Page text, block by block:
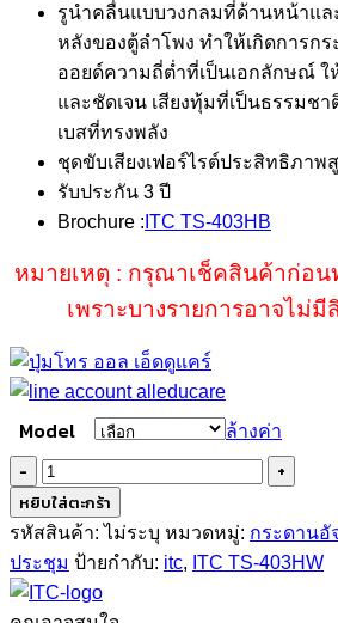
รูนำคลื่นแบบวงกลมที่ด้านหน้าแ
หลังของตู้ลำโพง ทำให้เกิดการกร
ออยด์ความถี่ต่ำที่เป็นเอกลักษณ์ ใ
และชัดเจน เสียงทุ้มที่เป็นธรรมชา
เบสที่ทรงพลัง
ชุดขับเสียงเฟอร์ไรต์ประสิทธิภาพ
รับประกัน 3 ปี
Brochure : ITC TS-403HB
หมายเหตุ : กรุณาเช็คสินค้าก่อน
เพราะบางรายการอาจไม่
Model ล้างค่า
จำนวน
ITC
TS-
403HW
ชิ้น
หยิบใส่ตะกร้า
รหัสสินค้า:ไม่ระบุ หมวดหมู่: กระดานอั
ประชุม ป้ายกำกับ: itc, ITC TS-403HW